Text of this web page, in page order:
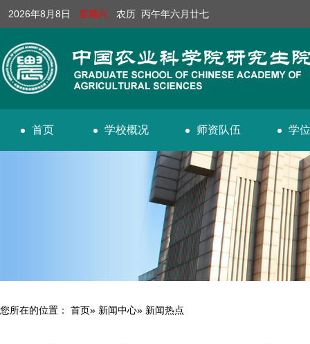
2026年8月8日 星期六 农历 丙午年六月廿七
首页 学校概况 师资队伍 学
您所在的位置： 首页» 新闻中心» 新闻热点